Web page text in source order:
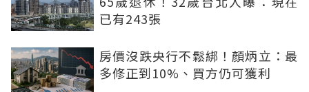
已有243張
房價沒跌央行不鬆綁！顏炳立：最
多修正到10%、買方仍可獲利